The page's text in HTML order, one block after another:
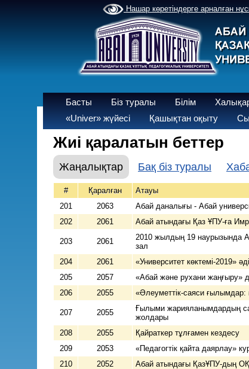
Нашар көретіндерге арналған
Басты Біз туралы Білім
«Univer» жүйесі
Қашықтан оқыту
Жиі қаралатын беттер
Жаңалықтар Бақ біз туралы
# Қаралған Атауы
201
2063 Абай даналығы - Абай
202
2061 Абай атындағы Қаз ҰПУ-ға
203 2061
2010 жылдың 19 наурызында
зал
204 2061 «Университет көктемі-2019»
205
2057 «Абай және рухани жаңғыру»
206
2055 «Әлеуметтік-саяси
207 2055
Ғылыми жарияланымдардың
жолдары
208 2055 Қайраткер тұлғамен кездесу
209
2053 «Педагогтік қайта даярлау»
210
2052 Абай атындағы ҚазҰПУ-дың